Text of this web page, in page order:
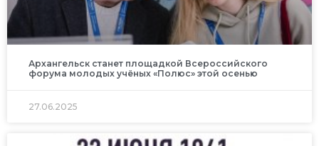
Архангельск станет площадкой Всероссийского
форума молодых учёных «Полюс» этой осенью
27.06.2025